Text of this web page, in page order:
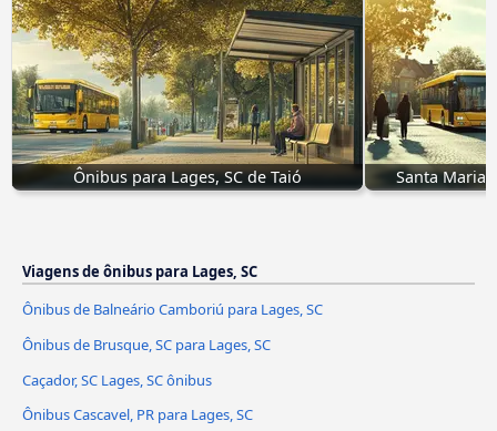
Ônibus para Lages, SC de Taió Santa Maria,
Viagens de ônibus para Lages, SC
Ônibus de Balneário Camboriú para Lages, SC
Ônibus de Brusque, SC para Lages, SC
Caçador, SC Lages, SC ônibus
Ônibus Cascavel, PR para Lages, SC